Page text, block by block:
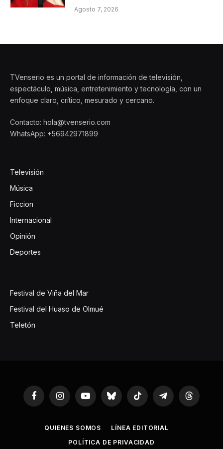
Agosto 7, 2026
TVenserio es un portal de información de televisión,
espectáculo, música, entretenimiento y tecnología, con un
enfoque claro, crítico, mesurado y cercano.
Contacto: hola@tvenserio.com
WhatsApp: +56942971899
Televisión
Música
Ficcion
Internacional
Opinión
Deportes
Festival de Viña del Mar
Festival del Huaso de Olmué
Teletón
FacebookInstagramYouTubeBluesky TikTok TelegramThreads
QUIENES SOMOS
LÍNEA EDITORIAL
POLÍTICA DE PRIVACIDAD